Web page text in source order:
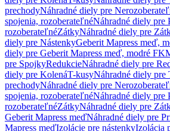
prechodyNáhradné diely pre
spojenia, rozoberateľnéNáhradné diely pre
rozoberateľnéZátkyNáhradné diely pre
diely pre NástenkyGeberit Mapress meď,
diely pre Geberit Mapress meď, modré
pre SpojkyRedukcieNáhradné diely pre
diely pre KolenáT-kusyNáhradné diely pre
prechodyNáhradné diely pre
spojenia, rozoberateľnéNáhradné diely pre
rozoberateľnéZátkyNáhradné diely pre
Geberit Mapress meďNáhradné diely pre
Mapress meďIzolácie pre nástenkyIzolácia